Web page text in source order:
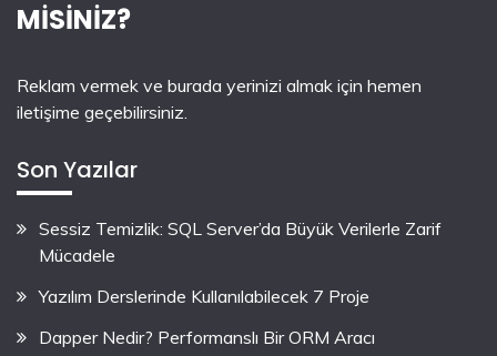
MİSİNİZ?
Reklam vermek ve burada yerinizi almak için hemen
iletişime geçebilirsiniz.
Son Yazılar
Sessiz Temizlik: SQL Server’da Büyük Verilerle Zarif
Mücadele
Yazılım Derslerinde Kullanılabilecek 7 Proje
Dapper Nedir? Performanslı Bir ORM Aracı